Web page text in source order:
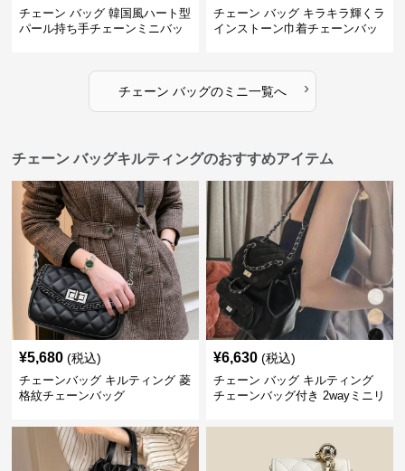
チェーン バッグ 韓国風ハート型
パール持ち手チェーンミニバッ
チェーン バッグ キラキラ輝くラ
インストーン巾着チェーンバッ
チェーン バッグのミニ一覧へ ›
チェーン バッグキルティングのおすすめアイテム
¥5,680 (税込)
チェーンバッグ キルティング 菱
格紋チェーンバッグ
¥6,630 (税込)
チェーン バッグ キルティング
チェーンバッグ付き 2wayミニリ